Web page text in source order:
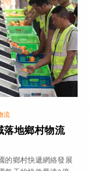
流
地鄉村物流
的鄉村快遞網絡發展